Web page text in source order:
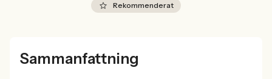
Rekommenderat
Sammanfattning